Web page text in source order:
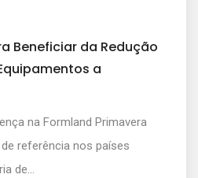
Beneficiar da Redução
a
na Formland Primavera
referência nos países
de...